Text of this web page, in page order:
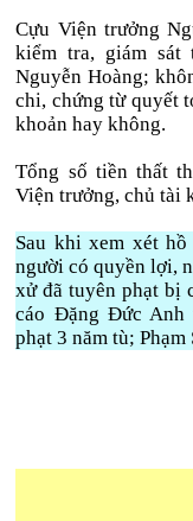
Cựu Viện trưởng
kiểm tra, giám sát
Nguyễn Hoàng;
chi, chứng từ quyết
khoản hay không.
Tổng số tiền thất
Viện trưởng, chủ tài
Sau khi xem xét
người có quyền lợi,
xử đã tuyên phạt bị
cáo Đặng Đức Anh
phạt 3 năm tù;